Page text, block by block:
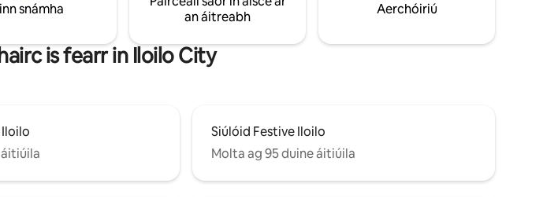
ar
thart ar Chathair Iloilo, agus tar ar ais
linn snámha.
snámha
an áitreabh
Aerchóiriú
is fearr in Iloilo City
Siúlóid Festive Iloilo
Molta ag 95 duine áitiúila